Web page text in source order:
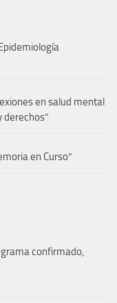
en salud mental
derechos”
en Curso”
confirmado,